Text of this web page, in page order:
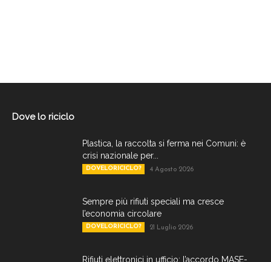
Dove lo riciclo
Plastica, la raccolta si ferma nei Comuni: è
crisi nazionale per...
DOVELORICICLO? 4 Agosto 2026
Sempre più rifiuti speciali ma cresce
l’economia circolare
DOVELORICICLO? 21 Luglio 2026
Rifiuti elettronici in ufficio: l’accordo MASE-